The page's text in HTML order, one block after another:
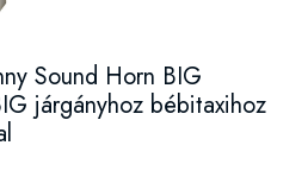
Sound Horn BIG
járgányhoz bébitaxihoz